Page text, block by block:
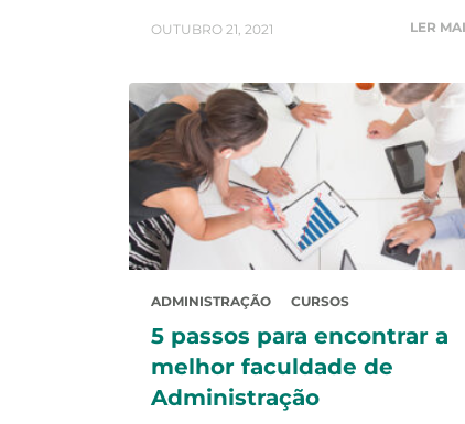
OUTUBRO 21, 2021 LER
ADMINISTRAÇÃO CURSOS
5 passos para encontrar a
melhor faculdade de
Administração